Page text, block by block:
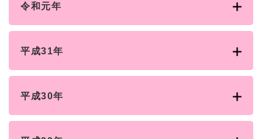
令和元年
平成31年
平成30年